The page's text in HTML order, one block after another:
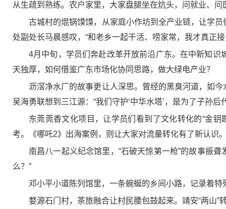
从生疏到熟练。农户家里，大家盘腿坐在炕头，问就业、
古城村的焜锅馍馍，从家庭小作坊到全产业链，让学
处副处长马晨感叹，“和老乡一起干活、唠家常，我才真正接
4月中旬，学员们奔赴改革开放前沿广东。在中新知识
天独厚，如何借鉴广东市场化协同思路，做大绿电产业？
沥滘净水厂的故事更让人深思。曾经的黑臭河道，如
吴海勇联想到三江源：“我们守护‘中华水塔’，是为了子孙后
东莞莞香文化项目，让学员们看到了文化转化的“金
考。《哪吒2》出海案例，则让大家对流量转化有了新认识
南昌八一起义纪念馆里，“石破天惊第一枪”的故事振
么？”
邓小平小道陈列馆里，一条蜿蜒的乡间小路，记录着
婺源石门村，茶旅融合让村民腰包鼓起来。靖安“两山”